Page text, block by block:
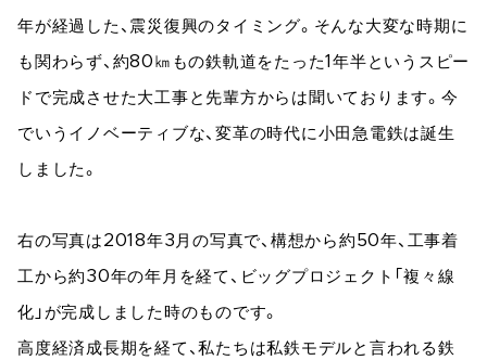
年が経過した、震災復興のタイミング。そんな大変な時期に
も関わらず、約80㎞もの鉄軌道をたった1年半というスピー
ドで完成させた大工事と先輩方からは聞いております。今
でいうイノベーティブな、変革の時代に小田急電鉄は誕生
しました。
右の写真は2018年3月の写真で、構想から約50年、工事着
工から約30年の年月を経て、ビッグプロジェクト「複々線
化」が完成しました時のものです。
高度経済成長期を経て、私たちは私鉄モデルと言われる鉄